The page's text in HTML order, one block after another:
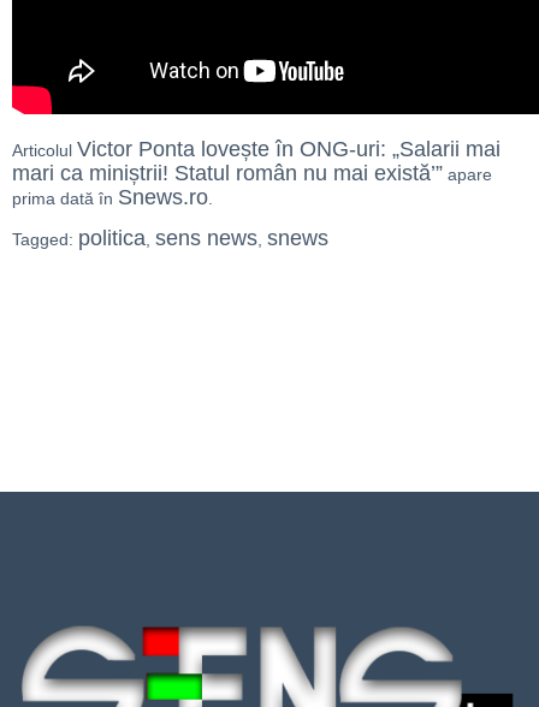
Articolul Victor Ponta lovește în ONG-uri: „Salarii mai
mari ca miniștrii! Statul român nu mai există’” apare
prima dată în Snews.ro
Tagged: politica sens news snews